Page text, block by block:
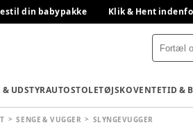
din babypakke Klik & Hent
UDSTYRAUTOSTOLETØJSKOVENTETID &
SENGE & VUGGER SLYNGEVUGGER